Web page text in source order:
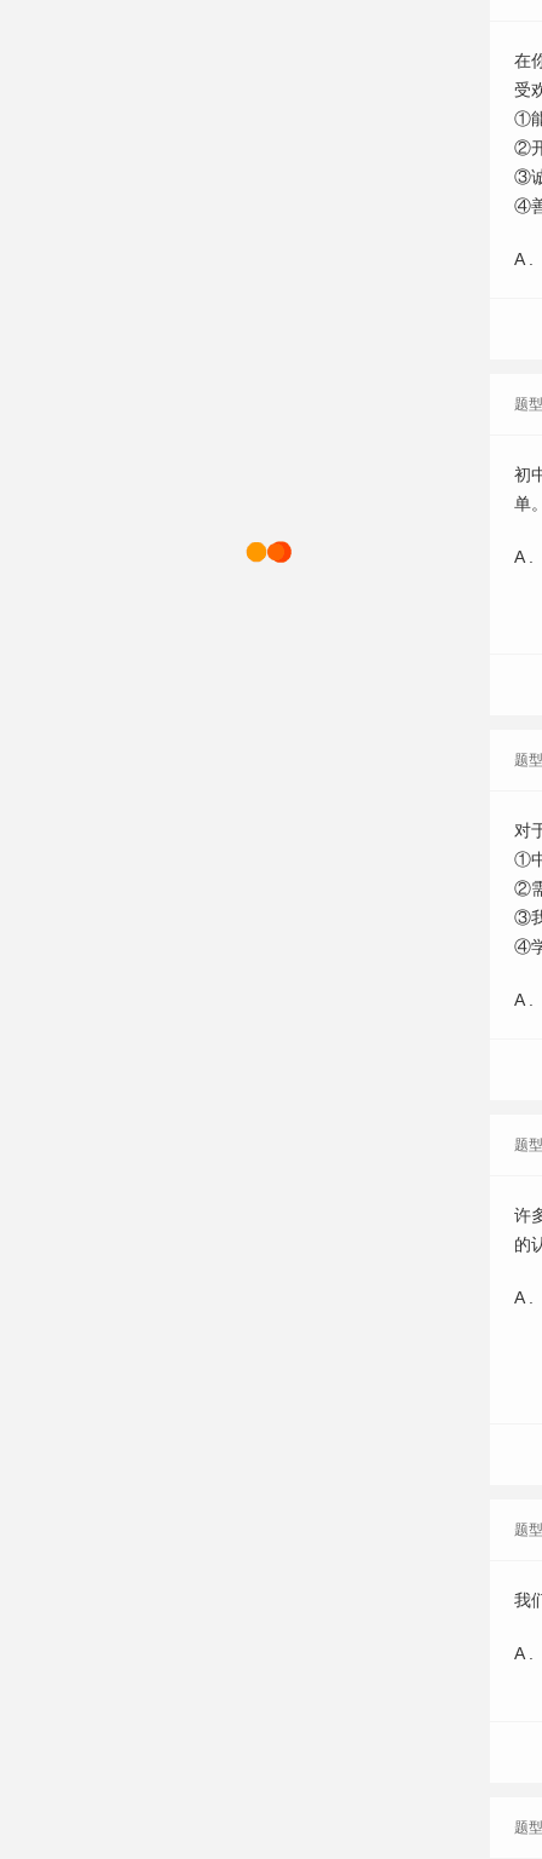
在
受
①
②
③
④
A .
题
初
单
A .
题
对
①
②
③
④
A .
题
许
的
A .
题
我
A .
题